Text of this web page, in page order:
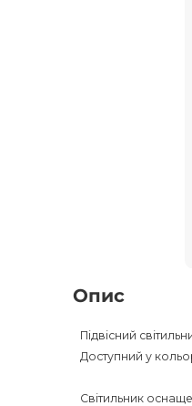
Опис
Підвісний
Доступний у
Світильник